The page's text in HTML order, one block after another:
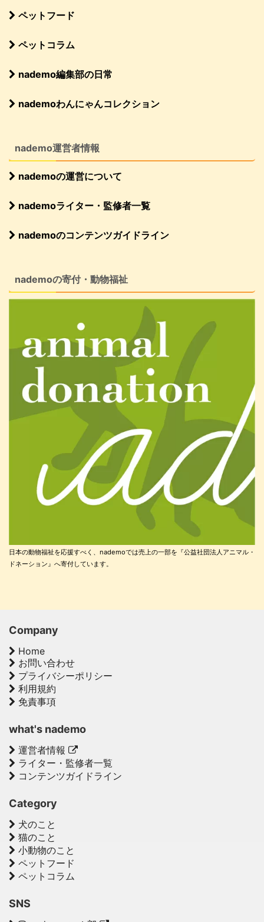
ペットフード
ペットコラム
nademo編集部の日常
nademoわんにゃんコレクション
nademo運営者情報
nademoの運営について
nademoライター・監修者一覧
nademoのコンテンツガイドライン
nademoの寄付・動物福祉
日本の動物福祉を応援すべく、nademoでは売上の一部を『公益社団法人アニマル・
ドネーション』へ寄付しています。
Company
Home
お問い合わせ
プライバシーポリシー
利用規約
免責事項
what's nademo
運営者情報
ライター・監修者一覧
コンテンツガイドライン
Category
犬のこと
猫のこと
小動物のこと
ペットフード
ペットコラム
SNS